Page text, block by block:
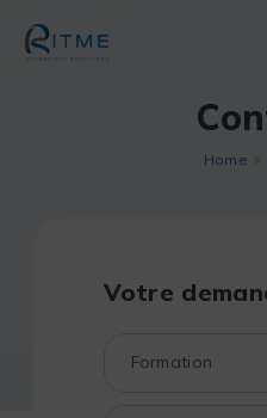
content
Home
Votre